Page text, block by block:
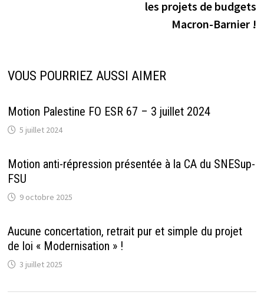
les projets de budgets
Macron-Barnier !
VOUS POURRIEZ AUSSI AIMER
Motion Palestine FO ESR 67 – 3 juillet 2024
5 juillet 2024
Motion anti-répression présentée à la CA du SNESup-
FSU
9 octobre 2025
Aucune concertation, retrait pur et simple du projet
de loi « Modernisation » !
3 juillet 2025